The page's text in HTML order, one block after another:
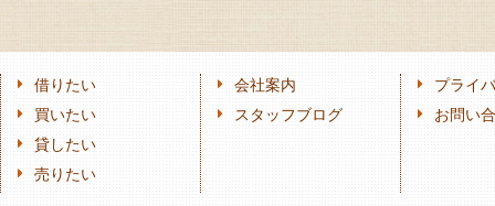
借りたい
買いたい
貸したい
売りたい
会社案内
スタッフブログ
プライ
お問い